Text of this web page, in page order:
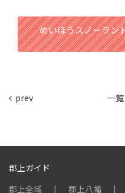
めいほうスノーラン
prev 一
郡上ガイド
郡上全域
郡上八幡